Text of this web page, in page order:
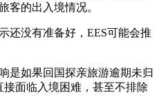
客的出入境情况。
还没有准备好，EES可能会推
是如果回国探亲旅游逾期未归
接面临入境困难，甚至不排除